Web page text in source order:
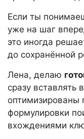
Если ты
уже на шаг
это иногда
до сохранённой
Лена, делаю
сразу вставлять
оптимизированы
формулировки
вхождениями